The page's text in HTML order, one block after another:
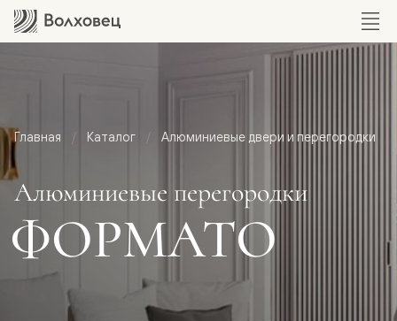
Главная Каталог Алюминиевые двери и перегородки
Алюминиевые перегородки
ФОРМАТО